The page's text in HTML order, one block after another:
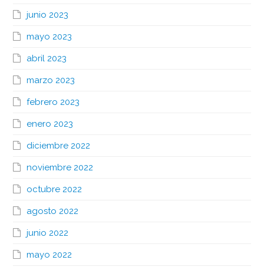
junio 2023
mayo 2023
abril 2023
marzo 2023
febrero 2023
enero 2023
diciembre 2022
noviembre 2022
octubre 2022
agosto 2022
junio 2022
mayo 2022